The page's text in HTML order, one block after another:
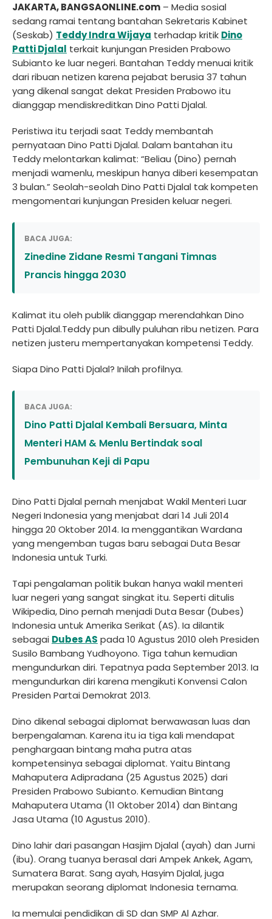
JAKARTA, BANGSAONLINE.com – Media sosial
sedang ramai tentang bantahan Sekretaris Kabinet
(Seskab) Teddy Indra Wijaya terhadap kritik Dino
Patti Djalal terkait kunjungan Presiden Prabowo
Subianto ke luar negeri. Bantahan Teddy menuai kritik
dari ribuan netizen karena pejabat berusia 37 tahun
yang dikenal sangat dekat Presiden Prabowo itu
dianggap mendiskreditkan Dino Patti Djalal.
Peristiwa itu terjadi saat Teddy membantah
pernyataan Dino Patti Djalal. Dalam bantahan itu
Teddy melontarkan kalimat: “Beliau (Dino) pernah
menjadi wamenlu, meskipun hanya diberi kesempatan
3 bulan.” Seolah-seolah Dino Patti Djalal tak kompeten
mengomentari kunjungan Presiden keluar negeri.
BACA JUGA:
Zinedine Zidane Resmi Tangani Timnas
Prancis hingga 2030
Kalimat itu oleh publik dianggap merendahkan Dino
Patti Djalal.Teddy pun dibully puluhan ribu netizen. Para
netizen justeru mempertanyakan kompetensi Teddy.
Siapa Dino Patti Djalal? Inilah profilnya.
BACA JUGA:
Dino Patti Djalal Kembali Bersuara, Minta
Menteri HAM & Menlu Bertindak soal
Pembunuhan Keji di Papu
Dino Patti Djalal pernah menjabat Wakil Menteri Luar
Negeri Indonesia yang menjabat dari 14 Juli 2014
hingga 20 Oktober 2014. Ia menggantikan Wardana
yang mengemban tugas baru sebagai Duta Besar
Indonesia untuk Turki.
Tapi pengalaman politik bukan hanya wakil menteri
luar negeri yang sangat singkat itu. Seperti ditulis
Wikipedia, Dino pernah menjadi Duta Besar (Dubes)
Indonesia untuk Amerika Serikat (AS). Ia dilantik
sebagai Dubes AS pada 10 Agustus 2010 oleh Presiden
Susilo Bambang Yudhoyono. Tiga tahun kemudian
mengundurkan diri. Tepatnya pada September 2013. Ia
mengundurkan diri karena mengikuti Konvensi Calon
Presiden Partai Demokrat 2013.
Dino dikenal sebagai diplomat berwawasan luas dan
berpengalaman. Karena itu ia tiga kali mendapat
penghargaan bintang maha putra atas
kompetensinya sebagai diplomat. Yaitu Bintang
Mahaputera Adipradana (25 Agustus 2025) dari
Presiden Prabowo Subianto. Kemudian Bintang
Mahaputera Utama (11 Oktober 2014) dan Bintang
Jasa Utama (10 Agustus 2010).
Dino lahir dari pasangan Hasjim Djalal (ayah) dan Jurni
(ibu). Orang tuanya berasal dari Ampek Ankek, Agam,
Sumatera Barat. Sang ayah, Hasyim Djalal, juga
merupakan seorang diplomat Indonesia ternama.
Ia memulai pendidikan di SD dan SMP Al Azhar.